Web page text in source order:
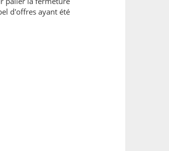
d'offres ayant été